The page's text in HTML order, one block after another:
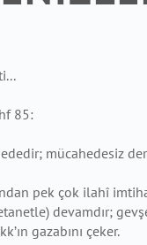
85:
mücahedesiz
pek çok ilahî
devamdır;
gazabını çeker.